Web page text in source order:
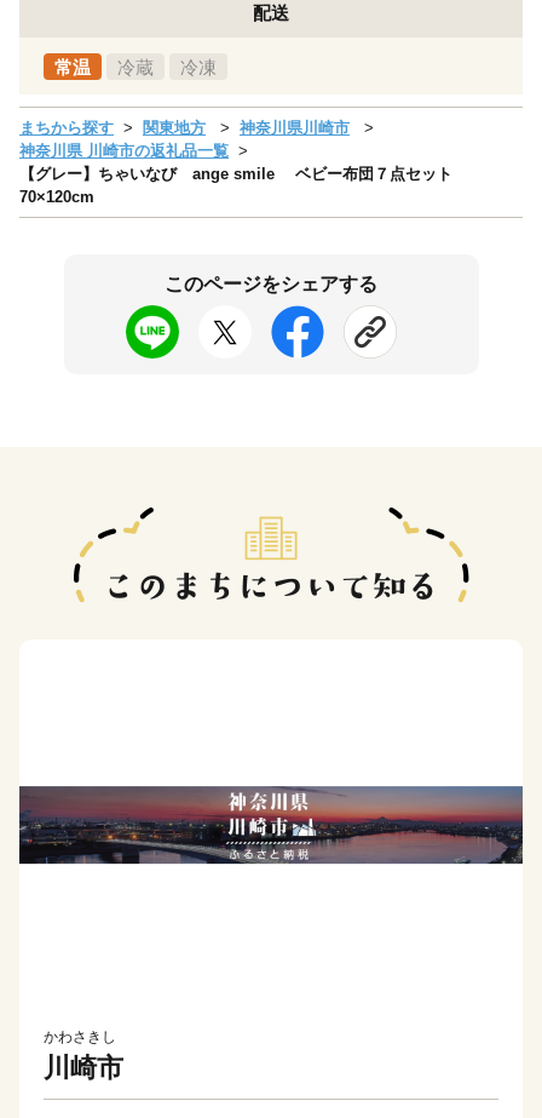
配送
常温 冷蔵 冷凍
まちから探す 関東地方
神奈川県川崎市
神奈川県 川崎市の返礼品一覧
【グレー】ちゃいなび ange smile ベビー布団７点セット
70×120cm
このページをシェアする
かわさきし
川崎市